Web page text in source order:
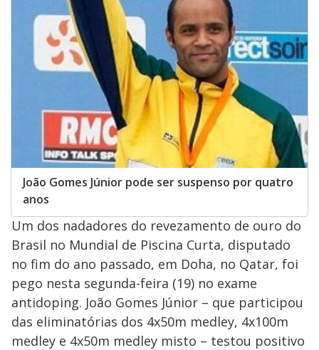
João Gomes Júnior pode ser suspenso por quatro
anos
Um dos nadadores do revezamento de ouro do
Brasil no Mundial de Piscina Curta, disputado
no fim do ano passado, em Doha, no Qatar, foi
pego nesta segunda-feira (19) no exame
antidoping. João Gomes Júnior – que participou
das eliminatórias dos 4x50m medley, 4x100m
medley e 4x50m medley misto – testou positivo